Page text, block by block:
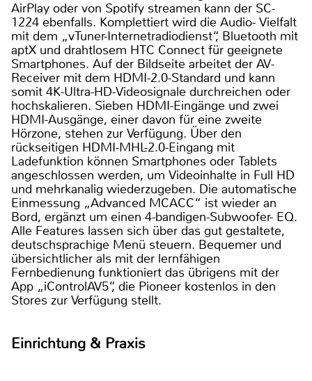
AirPlay oder von Spotify streamen kann der SC-
1224 ebenfalls. Komplettiert wird die Audio- Vielfalt
mit dem „vTuner-Internetradiodienst“, Bluetooth mit
aptX und drahtlosem HTC Connect für geeignete
Smartphones. Auf der Bildseite arbeitet der AV-
Receiver mit dem HDMI-2.0-Standard und kann
somit 4K-Ultra-HD-Videosignale durchreichen oder
hochskalieren. Sieben HDMI-Eingänge und zwei
HDMI-Ausgänge, einer davon für eine zweite
Hörzone, stehen zur Verfügung. Über den
rückseitigen HDMI-MHL-2.0-Eingang mit
Ladefunktion können Smartphones oder Tablets
angeschlossen werden, um Videoinhalte in Full HD
und mehrkanalig wiederzugeben. Die automatische
Einmessung „Advanced MCACC“ ist wieder an
Bord, ergänzt um einen 4-bandigen-Subwoofer- EQ.
Alle Features lassen sich über das gut gestaltete,
deutschsprachige Menü steuern. Bequemer und
übersichtlicher als mit der lernfähigen
Fernbedienung funktioniert das übrigens mit der
App „iControlAV5“, die Pioneer kostenlos in den
Stores zur Verfügung stellt.
Einrichtung & Praxis